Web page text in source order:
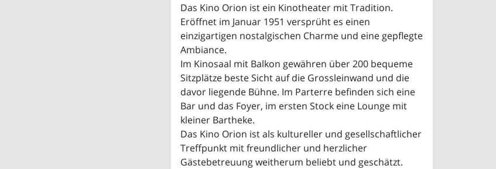
Das Kino Orion ist ein Kinotheater mit Tradition.
Eröffnet im Januar 1951 versprüht es einen
einzigartigen nostalgischen Charme und eine gepflegte
Ambiance.
Im Kinosaal mit Balkon gewähren über 200 bequeme
Sitzplätze beste Sicht auf die Grossleinwand und die
davor liegende Bühne. Im Parterre befinden sich eine
Bar und das Foyer, im ersten Stock eine Lounge mit
kleiner Bartheke.
Das Kino Orion ist als kultureller und gesellschaftlicher
Treffpunkt mit freundlicher und herzlicher
Gästebetreuung weitherum beliebt und geschätzt.